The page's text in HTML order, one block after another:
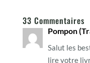
33 Commentaires
Pompon
Salut les
lire votre